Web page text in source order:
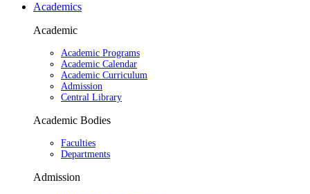
Academics
Academic
Academic Programs
Academic Calendar
Academic Curriculum
Admission
Central Library
Academic Bodies
Faculties
Departments
Admission